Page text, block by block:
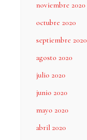
noviembre 2020
octubre 2020
septiembre 2020
agosto 2020
julio 2020
junio 2020
mayo 2020
abril 2020